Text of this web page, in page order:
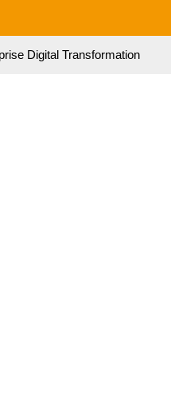
Digital Transformation